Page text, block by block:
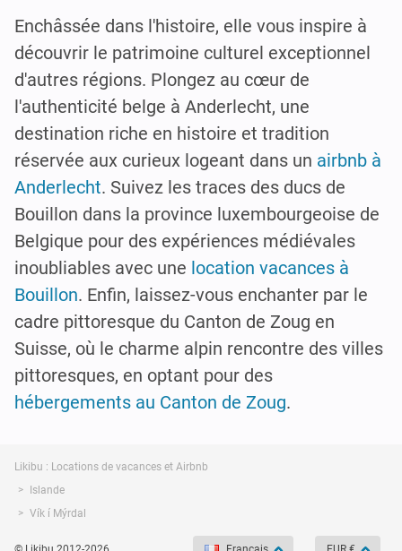
Enchâssée dans l'histoire, elle vous inspire à
découvrir le patrimoine culturel exceptionnel
d'autres régions. Plongez au cœur de
l'authenticité belge à Anderlecht, une
destination riche en histoire et tradition
réservée aux curieux logeant dans un airbnb à
Anderlecht. Suivez les traces des ducs de
Bouillon dans la province luxembourgeoise de
Belgique pour des expériences médiévales
inoubliables avec une location vacances à
Bouillon. Enfin, laissez-vous enchanter par le
cadre pittoresque du Canton de Zoug en
Suisse, où le charme alpin rencontre des villes
pittoresques, en optant pour des
hébergements au Canton de Zoug.
Likibu : Locations de vacances et Airbnb
Islande
Vík í Mýrdal